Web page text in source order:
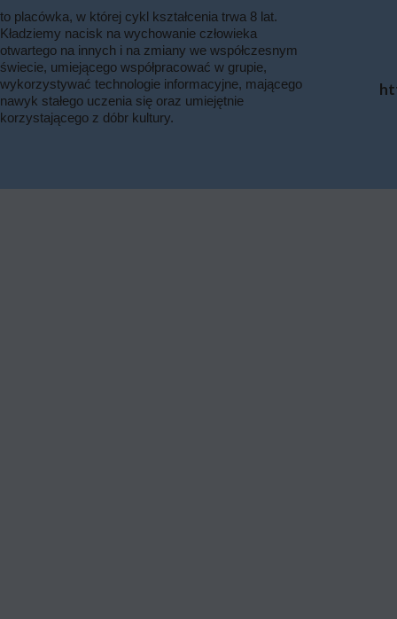
to placówka, w której cykl kształcenia trwa 8 lat.
Kładziemy nacisk na wychowanie człowieka
otwartego na innych i na zmiany we współczesnym
świecie, umiejącego współpracować w grupie,
wykorzystywać technologie informacyjne, mającego
nawyk stałego uczenia się oraz umiejętnie
korzystającego z dóbr kultury.